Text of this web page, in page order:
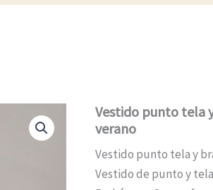
Vestido punto tela
verano
Vestido punto tela y
Vestido de punto y